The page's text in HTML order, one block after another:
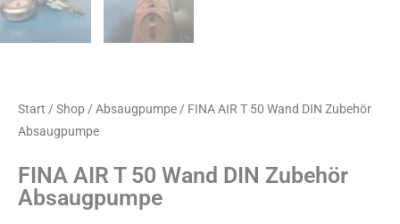
Start / Shop / Absaugpumpe/ FINA AIR T 50 Wand DIN Zubehör
Absaugpumpe
FINA AIR T 50 Wand DIN Zubehör
Absaugpumpe